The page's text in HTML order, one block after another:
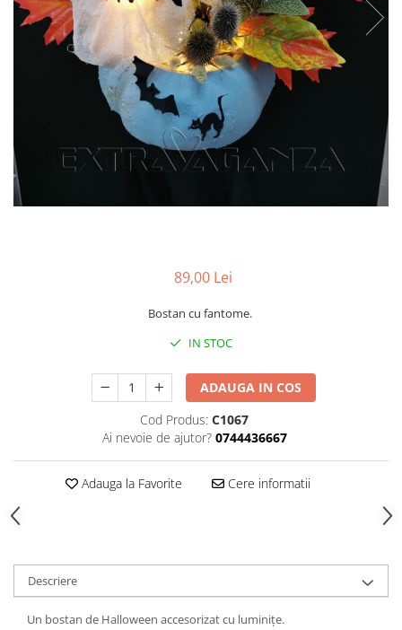
Pachete marturii
Pungi si cutii prajituri
Sticle si borcane
Cutii flori de hartie
Cutii flori de sapun
Cutii flori mixte
Aranjamente tematice
1 Martie
2020 Craciun si Anul Nou
2021 Crăciun
Buchete extravagante
HOME & OFFICE Deco
89,00 Lei
Bostan cu fantome.
IN STOC
ADAUGA IN COS
Cod Produs: C1067
Ai nevoie de ajutor? 0744436667
Adauga la Favorite Cere informatii
Descriere
Un bostan de Halloween accesorizat cu luminițe.